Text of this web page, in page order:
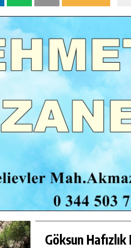
Göksun Hafızlık
GÜNLÜK HABER AKIŞI
KIZ KUR’AN KURSU
DARENDE GEZISI.